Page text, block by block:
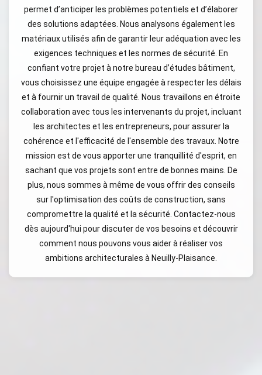
permet d’anticiper les problèmes potentiels et d’élaborer
des solutions adaptées. Nous analysons également les
matériaux utilisés afin de garantir leur adéquation avec les
exigences techniques et les normes de sécurité. En
confiant votre projet à notre bureau d’études bâtiment,
vous choisissez une équipe engagée à respecter les délais
et à fournir un travail de qualité. Nous travaillons en étroite
collaboration avec tous les intervenants du projet, incluant
les architectes et les entrepreneurs, pour assurer la
cohérence et l'efficacité de l'ensemble des travaux. Notre
mission est de vous apporter une tranquillité d'esprit, en
sachant que vos projets sont entre de bonnes mains. De
plus, nous sommes à même de vous offrir des conseils
sur l'optimisation des coûts de construction, sans
compromettre la qualité et la sécurité. Contactez-nous
dès aujourd'hui pour discuter de vos besoins et découvrir
comment nous pouvons vous aider à réaliser vos
ambitions architecturales à Neuilly-Plaisance.